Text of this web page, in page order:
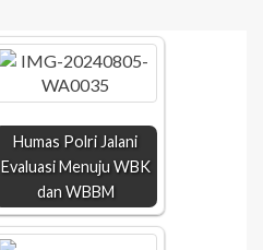
Humas Polri Jalani
Evaluasi Menuju WBK
dan WBBM